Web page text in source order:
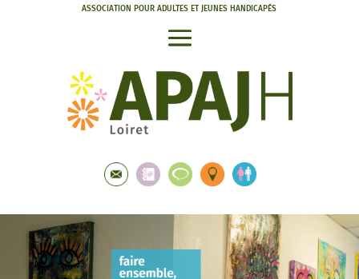
ASSOCIATION POUR ADULTES ET JEUNES HANDICAPÉS